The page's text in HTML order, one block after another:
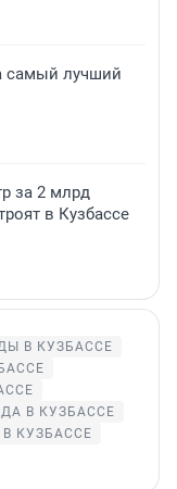
самый лучший
за 2 млрд
в Кузбассе
В КУЗБАССЕ
В КУЗБАССЕ
КУЗБАССЕ